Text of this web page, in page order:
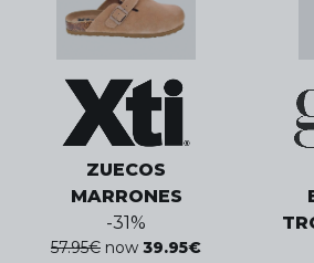
ZUECOS
MARRONES
-31%
57.95€ now 39.95€